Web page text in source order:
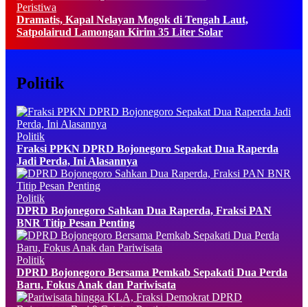
Peristiwa
Dramatis, Kapal Nelayan Mogok di Tengah Laut,
Satpolairud Lamongan Kirim 35 Liter Solar
Politik
Politik
Fraksi PPKN DPRD Bojonegoro Sepakat Dua Raperda
Jadi Perda, Ini Alasannya
Politik
DPRD Bojonegoro Sahkan Dua Raperda, Fraksi PAN
BNR Titip Pesan Penting
Politik
DPRD Bojonegoro Bersama Pemkab Sepakati Dua Perda
Baru, Fokus Anak dan Pariwisata